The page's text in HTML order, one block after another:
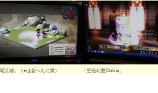
江湖」（●は金へんに票） 「空色幻想Online」